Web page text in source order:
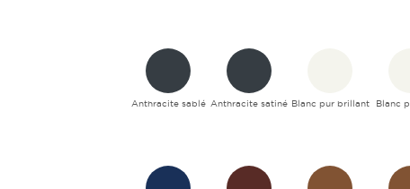
Anthracite sablé Anthracite satiné Blanc pur brillant Blanc